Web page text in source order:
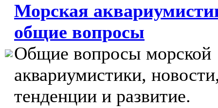
Морская
общие вопросы
Общие вопросы морской
аквариумистики,
тенденции и развитие.